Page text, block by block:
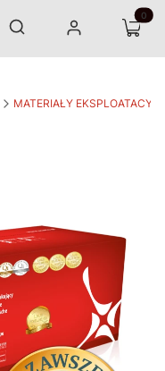
Otwórz wyszukiwarkę
Szukaj Zaloguj się Koszyk
MATERIAŁY